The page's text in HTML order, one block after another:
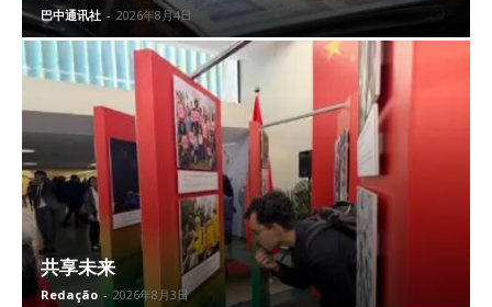
巴中通讯社 - 2026年8月4日
共享未来
Redação - 2026年8月3日